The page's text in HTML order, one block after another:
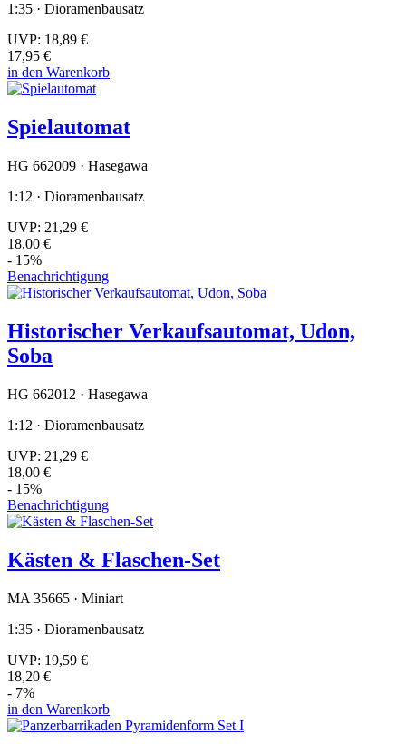
1:35 · Dioramenbausatz
UVP: 18,89 €
17,95 €
in den Warenkorb
Spielautomat
HG 662009 · Hasegawa
1:12 · Dioramenbausatz
UVP: 21,29 €
18,00 €
- 15%
Benachrichtigung
Historischer Verkaufsautomat, Udon,
Soba
HG 662012 · Hasegawa
1:12 · Dioramenbausatz
UVP: 21,29 €
18,00 €
- 15%
Benachrichtigung
Kästen & Flaschen-Set
MA 35665 · Miniart
1:35 · Dioramenbausatz
UVP: 19,59 €
18,20 €
- 7%
in den Warenkorb